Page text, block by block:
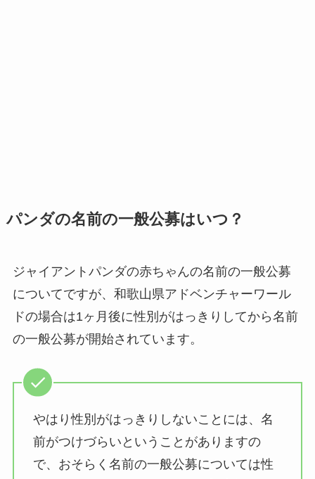
パンダの名前の一般公募はいつ？
ジャイアントパンダの赤ちゃんの名前の一般公募
についてですが、和歌山県アドベンチャーワール
ドの場合は1ヶ月後に性別がはっきりしてから名前
の一般公募が開始されています。
やはり性別がはっきりしないことには、名
前がつけづらいということがありますの
で、おそらく名前の一般公募については性